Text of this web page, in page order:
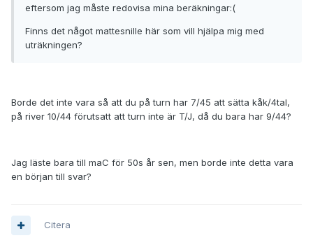
eftersom jag måste redovisa mina beräkningar:(
Finns det något mattesnille här som vill hjälpa mig med
uträkningen?
Borde det inte vara så att du på turn har 7/45 att sätta kåk/4tal,
på river 10/44 förutsatt att turn inte är T/J, då du bara har 9/44?
Jag läste bara till maC för 50s år sen, men borde inte detta vara
en början till svar?
Citera